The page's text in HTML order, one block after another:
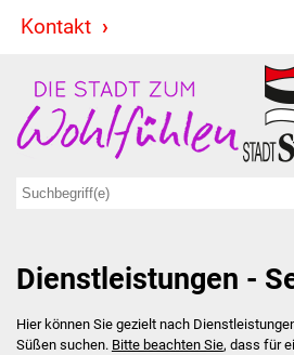
Kontakt
Stadt &
Dienstleistungen -
Hier können Sie gezielt nach
Süßen suchen. Bitte beachten Sie, dass für